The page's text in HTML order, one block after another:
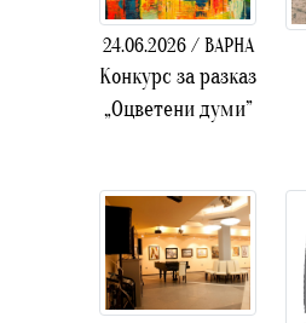
24.06.2026 / ВАРНА
Конкурс за разказ
„Оцветени думи”